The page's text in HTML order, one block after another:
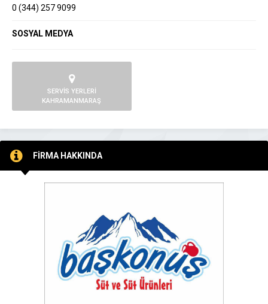
0 (344) 257 9099
SOSYAL MEDYA
SERVİS YERLERİ
KAHRAMANMARAŞ
FİRMA HAKKINDA